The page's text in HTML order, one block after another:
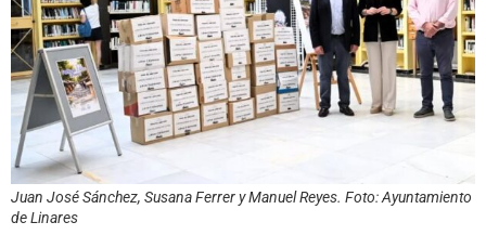
Juan José Sánchez, Susana Ferrer y Manuel Reyes. Foto: Ayuntamiento
de Linares